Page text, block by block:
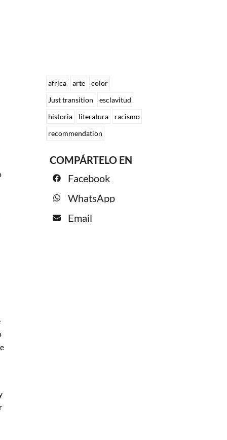
africa arte
color
Just transition
esclavitud
historia
literatura
racismo
recommendation
COMPÁRTELO EN
Facebook
WhatsApp
Email